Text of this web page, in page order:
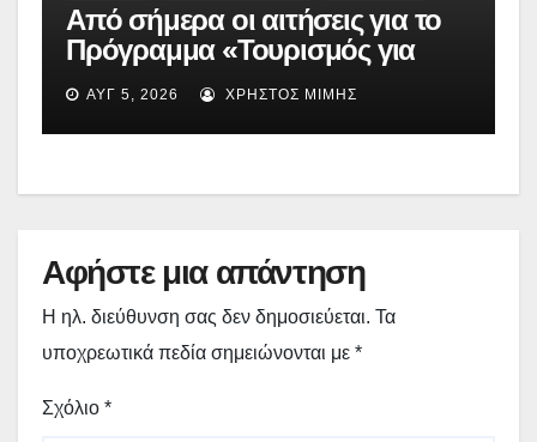
Από σήμερα οι αιτήσεις για το
Πρόγραμμα «Τουρισμός για
Όλους 2026-2027» – Πότε λήγει
η προσθεσμία
ΑΥΓ 5, 2026 ΧΡΉΣΤΟΣ ΜΊΜΗΣ
Αφήστε μια απάντηση
Η ηλ. διεύθυνση σας δεν δημοσιεύεται. Τα
υποχρεωτικά πεδία σημειώνονται με *
Σχόλιο *